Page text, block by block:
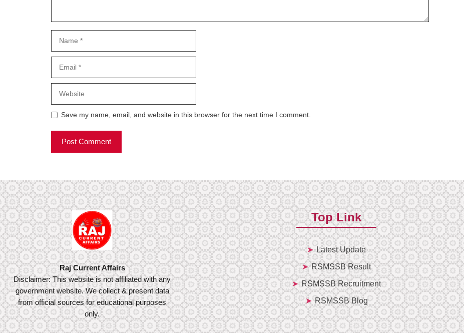
Save my name, email, and website in this browser for the next time I comment.
Raj Current Affairs
Disclaimer: This website is not affiliated with any
government website. We collect & present data
from official sources for educational purposes
only.
Top Link
Latest Update
RSMSSB Result
RSMSSB Recruitment
RSMSSB Blog